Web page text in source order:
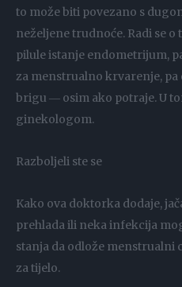
to može biti povezano s
neželjene trudnoće. Radi se
pilule istanje endometrijum,
za menstrualno krvarenje,
brigu ― osim ako potraje. U
ginekologom.
Razboljeli ste se
Kako ova doktorka dodaje,
prehlada ili neka infekcija
stanja da odlože menstrualni
za tijelo.